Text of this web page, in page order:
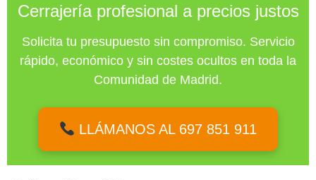
Cerrajería profesional a precios justos
Solicita tu presupuesto sin compromiso. Servicio
rápido, económico y sin costes ocultos en toda la
Comunidad de Madrid.
LLÁMANOS AL 697 851 911